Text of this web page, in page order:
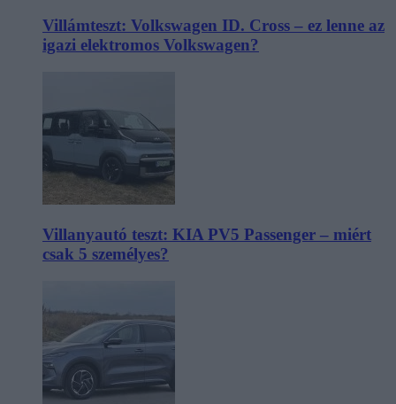
Villámteszt: Volkswagen ID. Cross – ez lenne az
igazi elektromos Volkswagen?
Villanyautó teszt: KIA PV5 Passenger – miért
csak 5 személyes?